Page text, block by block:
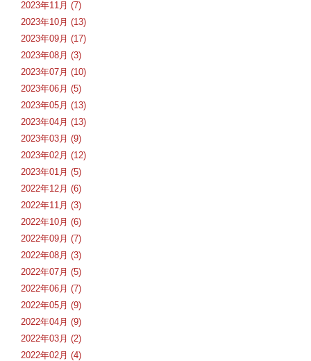
2023年11月 (7)
2023年10月 (13)
2023年09月 (17)
2023年08月 (3)
2023年07月 (10)
2023年06月 (5)
2023年05月 (13)
2023年04月 (13)
2023年03月 (9)
2023年02月 (12)
2023年01月 (5)
2022年12月 (6)
2022年11月 (3)
2022年10月 (6)
2022年09月 (7)
2022年08月 (3)
2022年07月 (5)
2022年06月 (7)
2022年05月 (9)
2022年04月 (9)
2022年03月 (2)
2022年02月 (4)